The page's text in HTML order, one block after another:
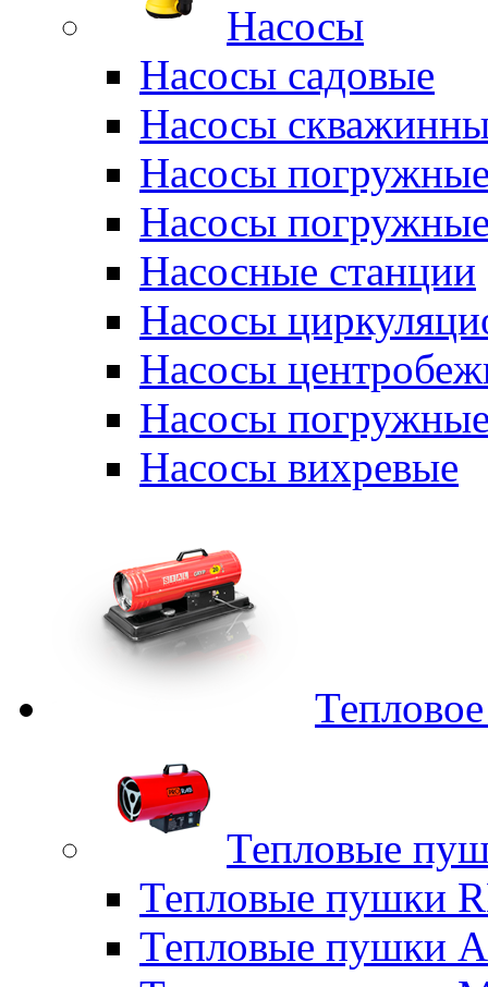
Насосы
Насосы садовые
Насосы
Насосы
Насосы
Насосные станции
Насосы
Насосы
Насосы
Насосы вихревые
Тепловые
Тепловые пушки
Тепловые пушки